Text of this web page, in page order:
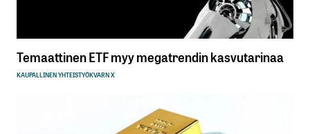
Temaattinen ETF myy megatrendin kasvutarinaa
KAUPALLINEN YHTEISTYÖKVARN X